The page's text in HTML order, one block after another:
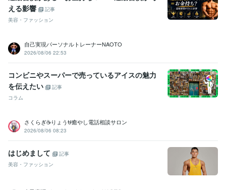
える影響
記事
美容・ファッション
自己実現パーソナルトレーナーNAOTO
2026/08/06 22:53
コンビニやスーパーで売っているアイスの魅力
を伝えたい
記事
コラム
さくらぎ☕りょう⛎癒やし電話相談サロン
2026/08/06 08:23
はじめまして
記事
美容・ファッション